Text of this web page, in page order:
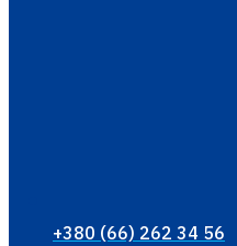
+380 (66) 262 34 56